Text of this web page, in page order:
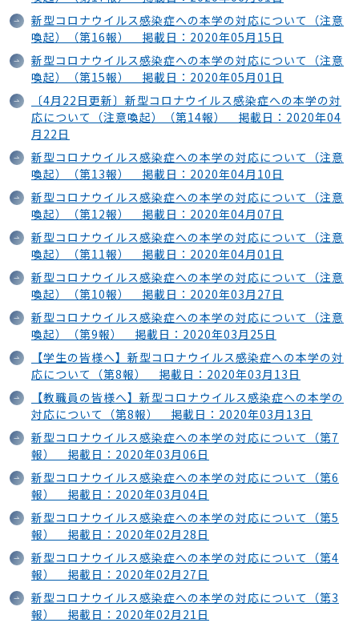
新型コロナウイルス感染症への本学の対応について（注意
喚起）（第16報） 掲載日：2020年05月15日
新型コロナウイルス感染症への本学の対応について（注意
喚起）（第15報） 掲載日：2020年05月01日
〔4月22日更新〕新型コロナウイルス感染症への本学の対
応について（注意喚起）（第14報） 掲載日：2020年04
月22日
新型コロナウイルス感染症への本学の対応について（注意
喚起）（第13報） 掲載日：2020年04月10日
新型コロナウイルス感染症への本学の対応について（注意
喚起）（第12報） 掲載日：2020年04月07日
新型コロナウイルス感染症への本学の対応について（注意
喚起）（第11報） 掲載日：2020年04月01日
新型コロナウイルス感染症への本学の対応について（注意
喚起）（第10報） 掲載日：2020年03月27日
新型コロナウイルス感染症への本学の対応について（注意
喚起）（第9報） 掲載日：2020年03月25日
【学生の皆様へ】新型コロナウイルス感染症への本学の対
応について（第8報） 掲載日：2020年03月13日
【教職員の皆様へ】新型コロナウイルス感染症への本学の
対応について（第8報） 掲載日：2020年03月13日
新型コロナウイルス感染症への本学の対応について（第7
報） 掲載日：2020年03月06日
新型コロナウイルス感染症への本学の対応について（第6
報） 掲載日：2020年03月04日
新型コロナウイルス感染症への本学の対応について（第5
報） 掲載日：2020年02月28日
新型コロナウイルス感染症への本学の対応について（第4
報） 掲載日：2020年02月27日
新型コロナウイルス感染症への本学の対応について（第3
報） 掲載日：2020年02月21日